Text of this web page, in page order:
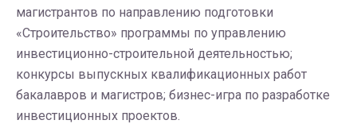
магистрантов по направлению подготовки
«Строительство» программы по управлению
инвестиционно-строительной деятельностью;
конкурсы выпускных квалификационных работ
бакалавров и магистров; бизнес-игра по разработке
инвестиционных проектов.